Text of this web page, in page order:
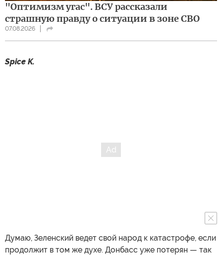
"Оптимизм угас". ВСУ рассказали
страшную правду о ситуации в зоне СВО
07.08.2026
Spice K.
Думаю, Зеленский ведет свой народ к катастрофе, если
продолжит в том же духе. Донбасс уже потерян — так